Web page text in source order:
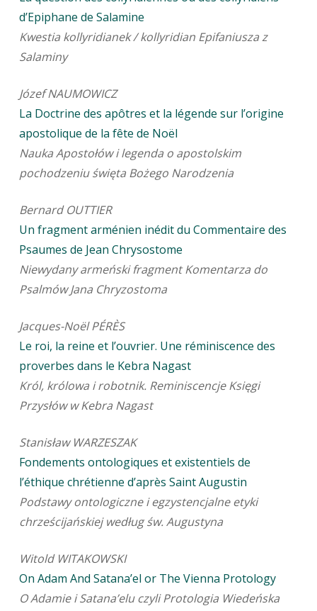
d’Epiphane de Salamine
Kwestia kollyridianek / kollyridian Epifaniusza z
Salaminy
Józef NAUMOWICZ
La Doctrine des apôtres et la légende sur l’origine
apostolique de la fête de Noël
Nauka Apostołów i legenda o apostolskim
pochodzeniu święta Bożego Narodzenia
Bernard OUTTIER
Un fragment arménien inédit du Commentaire des
Psaumes de Jean Chrysostome
Niewydany armeński fragment Komentarza do
Psalmów Jana Chryzostoma
Jacques-Noël PÉRÈS
Le roi, la reine et l’ouvrier. Une réminiscence des
proverbes dans le Kebra Nagast
Król, królowa i robotnik. Reminiscencje Księgi
Przysłów w Kebra Nagast
Stanisław WARZESZAK
Fondements ontologiques et existentiels de
l’éthique chrétienne d’après Saint Augustin
Podstawy ontologiczne i egzystencjalne etyki
chrześcijańskiej według św. Augustyna
Witold WITAKOWSKI
On Adam And Satana’el or The Vienna Protology
O Adamie i Satana’elu czyli Protologia Wiedeńska